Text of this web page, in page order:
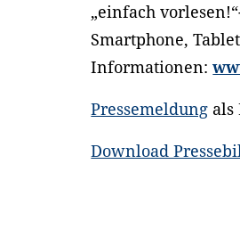
„einfach
Smartphone,
Informationen:
Pressemeldung als
Download